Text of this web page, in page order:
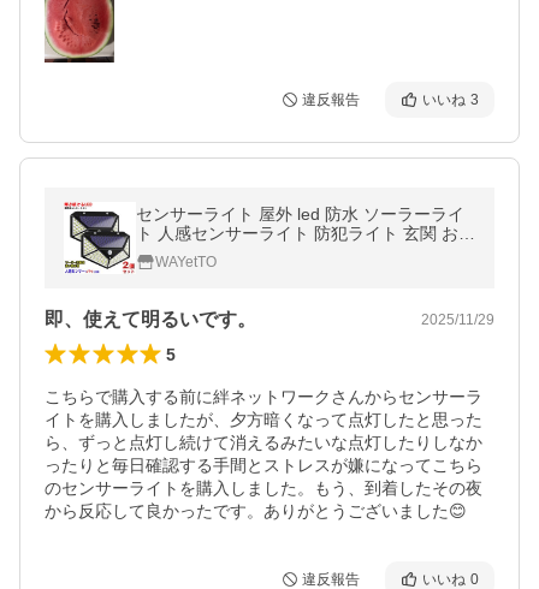
違反報告 いいね 3
センサーライト 屋外 led 防水 ソーラーライ
ト 人感センサーライト 防犯ライト 玄関 おし
WAYetTO
即、使えて明るいです。 2025/11/29
5
こちらで購入する前に絆ネットワークさんからセンサーラ
イトを購入しましたが、夕方暗くなって点灯したと思った
ら、ずっと点灯し続けて消えるみたいな点灯したりしなか
ったりと毎日確認する手間とストレスが嫌になってこちら
のセンサーライトを購入しました。もう、到着したその夜
から反応して良かったです。ありがとうございました😊
違反報告 いいね 0